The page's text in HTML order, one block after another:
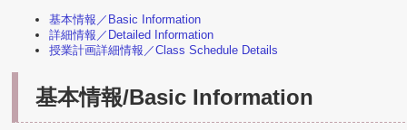
基本情報／Basic Information
詳細情報／Detailed Information
授業計画詳細情報／Class Schedule Details
基本情報/Basic Information